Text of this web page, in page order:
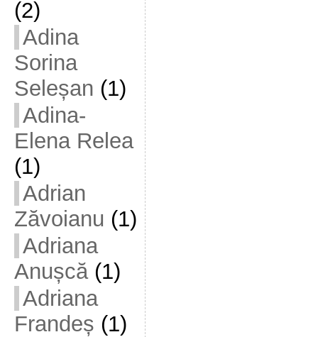
(2)
Adina
Sorina
Seleșan (1)
Adina-
Elena Relea
(1)
Adrian
Zăvoianu (1)
Adriana
Anușcă(1)
Adriana
Frandeș (1)